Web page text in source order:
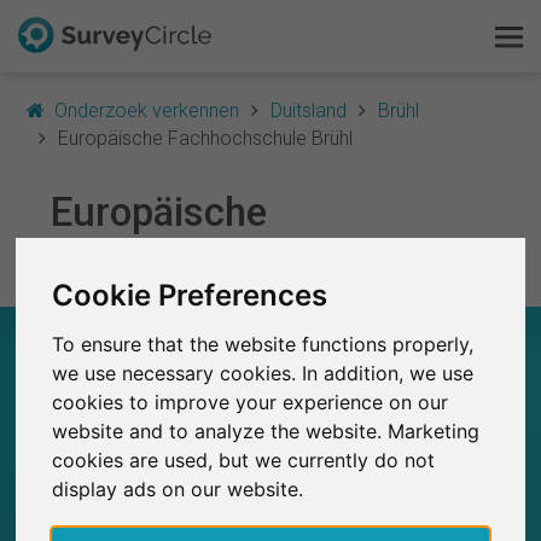
Cookie Preferences
To ensure that the website functions properly,
we use necessary cookies. In addition, we use
cookies to improve your experience on our
website and to analyze the website. Marketing
cookies are used, but we currently do not
display ads on our website.
Onderzoek verkennen Duitsland
Brühl
Europäische Fachhochschule Brühl
Europäische
EUROPÄISCHE FACHHOCHSCHULE BRÜHL – IN
EEN OOGOPSLAG
0
Eerder gepubliceerde onderzoeken op
SurveyCircle
0
Studies die momenteel gepubliceerd zijn op
SurveyCircle
Onderzoek verkennen
FAQ
Gratis registreren
Inloggen